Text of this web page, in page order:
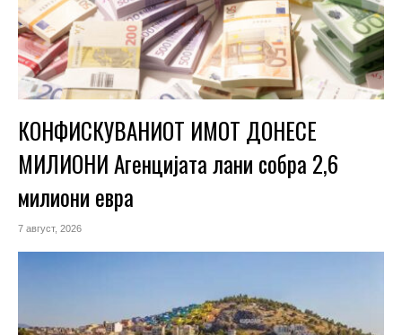
КОНФИСКУВАНИОТ ИМОТ ДОНЕСЕ
МИЛИОНИ Агенцијата лани собра 2,6
милиони евра
7 август, 2026